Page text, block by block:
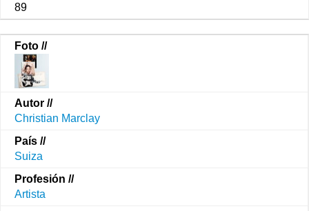
89
Christian Marclay
Suiza
Artista